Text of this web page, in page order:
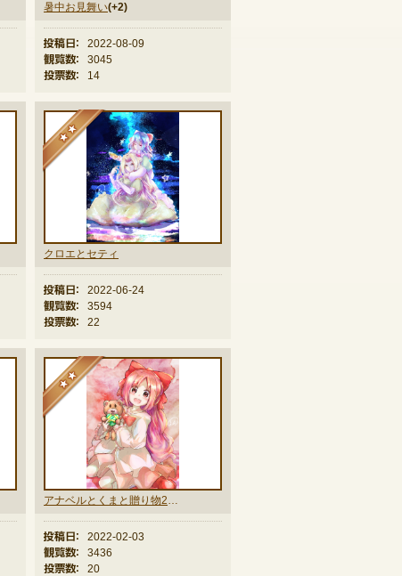
暑中お見舞い(+2)
投稿日：
2022-08-09
観覧数：
3045
投票数：
14
クロエとセティ
★★
投稿日：
2022-06-24
観覧数：
3594
投票数：
22
アナベルとくまと贈り物2022
★★
投稿日：
2022-02-03
観覧数：
3436
投票数：
20